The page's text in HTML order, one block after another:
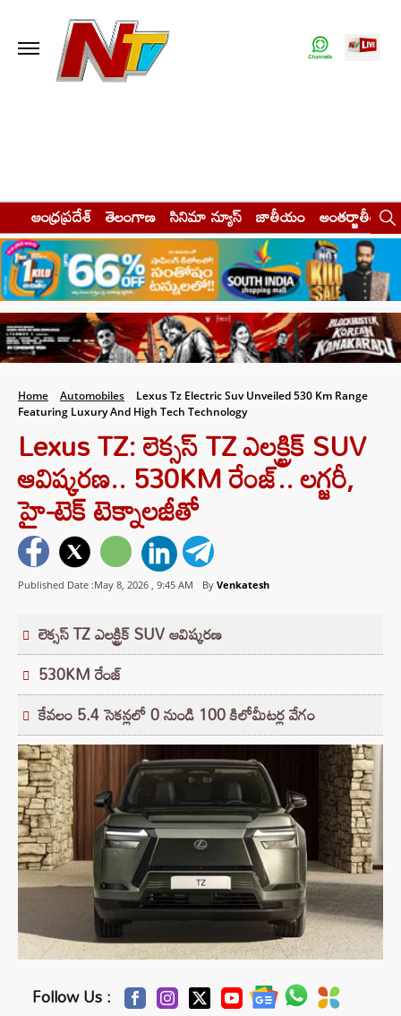
ఆంధ్రప్రదేశ్ తెలంగాణ సినిమా న్యూస్ జాతీయం అంతర్జాతీయం
Home Automobiles
Lexus Tz Electric Suv Unveiled 530 Km Range
Featuring Luxury And High Tech Technology
Lexus TZ: లెక్సస్ TZ ఎలక్ట్రిక్ SUV
ఆవిష్కరణ.. 530KM రేంజ్.. లగ్జరీ,
హై-టెక్ టెక్నాలజీతో
Published Date :May 8, 2026 , 9:45 AM By Venkatesh
లెక్సస్ TZ ఎలక్ట్రిక్ SUV ఆవిష్కరణ
530KM రేంజ్
కేవలం 5.4 సెకన్లలో 0 నుండి 100 కిలోమీటర్ల వేగం
Follow Us :